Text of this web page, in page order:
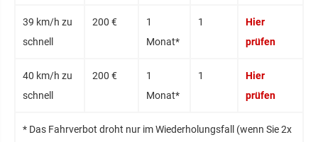
39 km/h zu
schnell
200 €
1
Monat*
1
Hier
prüfen
40 km/h zu
schnell
200 €
1
Monat*
1
Hier
prüfen
* Das Fahrverbot droht nur im Wiederholungsfall (wenn Sie 2x